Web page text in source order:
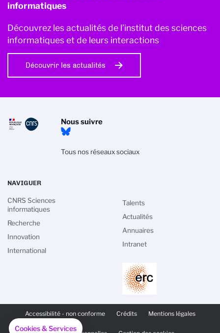
informatiques
Découvrez les actualités de l’institut des sciences
informatiques et de leurs interactions
Découvrir les actualités
Nous suivre
Tous nos réseaux sociaux
PAGE
SECONDAIRE
Accessibilité - non conforme Crédits Mentions légales
NAVIGUER
CNRS Sciences
informatiques
Recherche
Innovation
International
Talents
Actualités
Annuaires
Intranet
Cookies & Services